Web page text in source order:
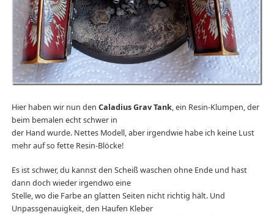
Hier haben wir nun den Caladius Grav Tank, ein Resin-Klumpen, der
beim bemalen echt schwer in
der Hand wurde. Nettes Modell, aber irgendwie habe ich keine Lust
mehr auf so fette Resin-Blöcke!
Es ist schwer, du kannst den Scheiß waschen ohne Ende und hast
dann doch wieder irgendwo eine
Stelle, wo die Farbe an glatten Seiten nicht richtig hält. Und
Unpassgenauigkeit, den Haufen Kleber